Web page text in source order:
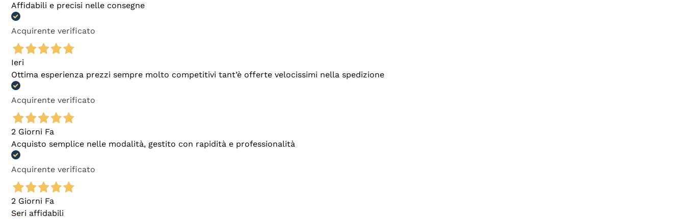
Affidabili e precisi nelle consegne
Acquirente verificato
Ieri
Ottima esperienza prezzi sempre molto competitivi tant’è offerte velocissimi nella spedizione
Acquirente verificato
2 Giorni Fa
Acquisto semplice nelle modalità, gestito con rapidità e professionalità
Acquirente verificato
2 Giorni Fa
Seri affidabili